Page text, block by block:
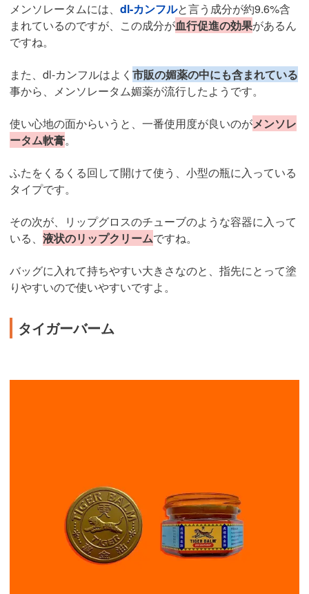
メンソレータムには、 dl-カンフルと言う成分が約9.6%含
まれているのですが、この成分が血行促進の効果があるん
ですね。
また、dl-カンフルはよく 市販の媚薬の中にも含まれている
事から、メンソレータム媚薬が流行したようです。
使い心地の面からいうと、一番使用度が良いのがメンソレ
ータム軟膏。
ふたをくるくる回して開けて使う、小型の瓶に入っている
タイプです。
その次が、リップグロスのチューブのような容器に入って
いる、 液状のリップクリームですね。
バッグに入れて持ちやすい大きさなのと、指先にとって塗
りやすいので使いやすいですよ。
タイガーバーム